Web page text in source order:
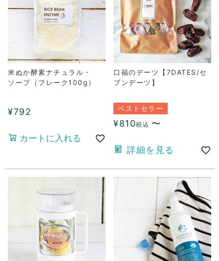
米ぬか酵素ナチュラル・
ソープ（フレーク100g）
¥792
カートに入れる
口福のデーツ【7DATES/セ
ブンデーツ】
ベストセラー
¥810税込 〜
詳細を見る